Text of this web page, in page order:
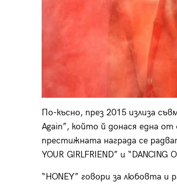
По-късно, през 2015 излиза
Again”, който й донася една
престижната награда се
YOUR GIRLFRIEND” и “DANCING
“HONEY” говори за любовта